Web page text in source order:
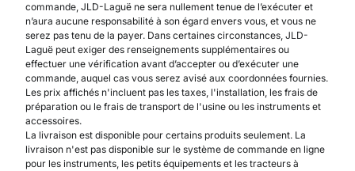
commande, JLD-Laguë ne sera nullement tenue de l’exécuter et
n’aura aucune responsabilité à son égard envers vous, et vous ne
serez pas tenu de la payer. Dans certaines circonstances, JLD-
Laguë peut exiger des renseignements supplémentaires ou
effectuer une vérification avant d’accepter ou d’exécuter une
commande, auquel cas vous serez avisé aux coordonnées fournies.
Les prix affichés n'incluent pas les taxes, l'installation, les frais de
préparation ou le frais de transport de l'usine ou les instruments et
accessoires.
La livraison est disponible pour certains produits seulement. La
livraison n'est pas disponible sur le système de commande en ligne
pour les instruments, les petits équipements et les tracteurs à